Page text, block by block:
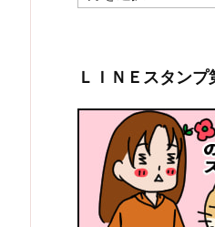
ー
ブＬＩＮＥスタン